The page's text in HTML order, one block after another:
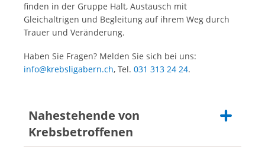
finden in der Gruppe Halt, Austausch mit
Gleichaltrigen und Begleitung auf ihrem Weg durch
Trauer und Veränderung.
Haben Sie Fragen? Melden Sie sich bei uns:
info@krebsligabern.ch, Tel. 031 313 24 24.
Nahestehende von
Krebsbetroffenen